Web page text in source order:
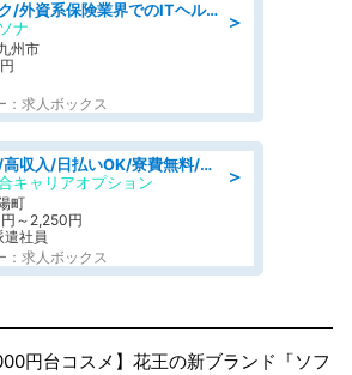
＞
ヘルプデスク/外資系保険業界でのITヘルプデスク業務/駅近/即日勤務可/ヘルプデスク
ナ
州市
：求人ボックス
＞
検品・検査/高収入/日払いOK/寮費無料/日勤/20・30・40代活躍中
キャリアオプション
町
～2,250円
遣社員
：求人ボックス
円台コスメ】花王の新ブランド「ソフ